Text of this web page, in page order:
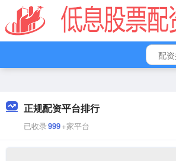
正规配资平台排行
已收录999+家平台